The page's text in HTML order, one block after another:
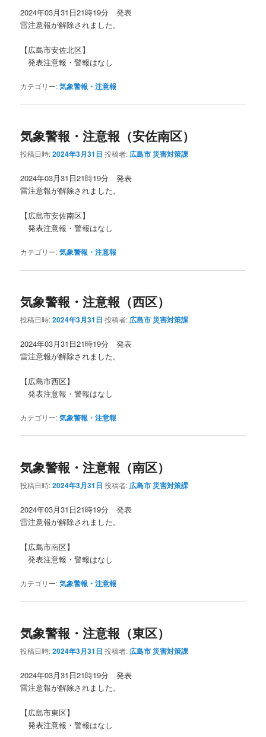
2024年03月31日21時19分 発表
雷注意報が解除されました。
【広島市安佐北区】
発表注意報・警報はなし
カテゴリー:気象警報・注意報
気象警報・注意報（安佐南区）
投稿日時:2024年3月31日 投稿者: 広島市 災害対策課
2024年03月31日21時19分 発表
雷注意報が解除されました。
【広島市安佐南区】
発表注意報・警報はなし
カテゴリー:気象警報・注意報
気象警報・注意報（西区）
投稿日時:2024年3月31日 投稿者: 広島市 災害対策課
2024年03月31日21時19分 発表
雷注意報が解除されました。
【広島市西区】
発表注意報・警報はなし
カテゴリー:気象警報・注意報
気象警報・注意報（南区）
投稿日時:2024年3月31日 投稿者: 広島市 災害対策課
2024年03月31日21時19分 発表
雷注意報が解除されました。
【広島市南区】
発表注意報・警報はなし
カテゴリー:気象警報・注意報
気象警報・注意報（東区）
投稿日時:2024年3月31日 投稿者: 広島市 災害対策課
2024年03月31日21時19分 発表
雷注意報が解除されました。
【広島市東区】
発表注意報・警報はなし